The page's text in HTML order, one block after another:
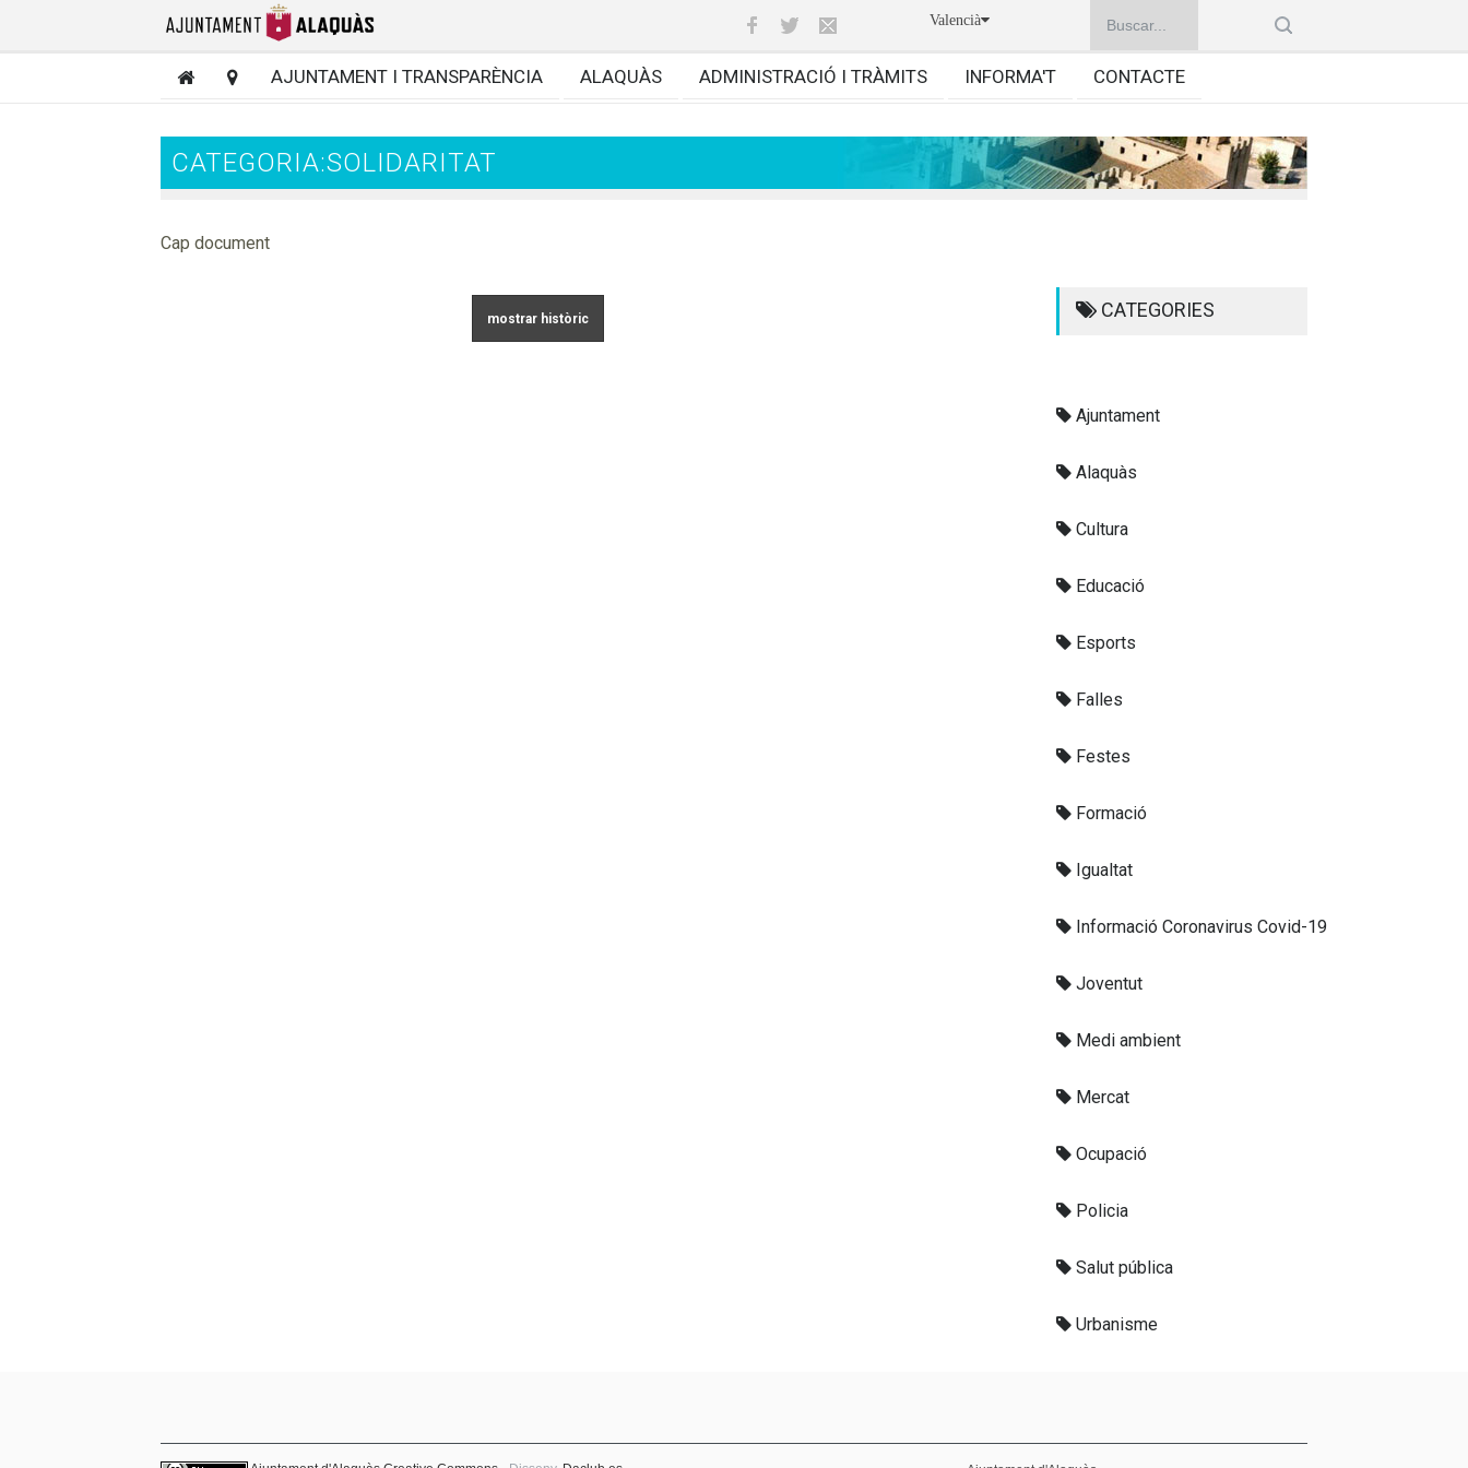
Valencià
AJUNTAMENT I TRANSPARÈNCIA ALAQUÀS ADMINISTRACIÓ I TRÀMITS INFORMA'T CONTACTE
CATEGORIA:SOLIDARITAT
Cap document
CATEGORIES
Ajuntament
Alaquàs
Cultura
Educació
Esports
Falles
Festes
Formació
Igualtat
Informació Coronavirus Covid-19
Joventut
Medi ambient
Mercat
Ocupació
Policia
Salut pública
Urbanisme